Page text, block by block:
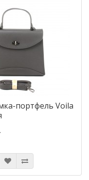
портфель Voila